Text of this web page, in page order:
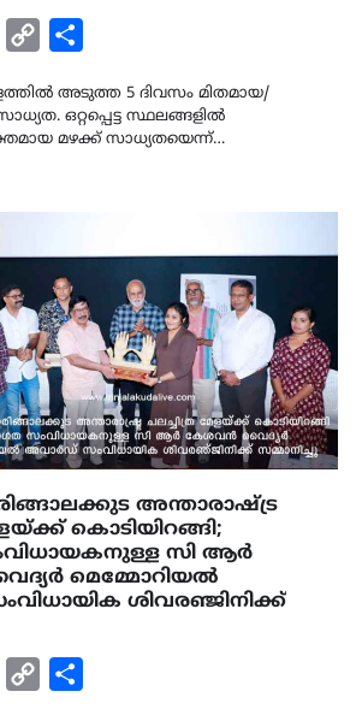
TwitterCopy
അടുത്ത 5 ദിവസം മിതമായ/
ഒറ്റപ്പെട്ട സ്ഥലങ്ങളിൽ
മഴക്ക് സാധ്യതയെന്ന്…
അന്താരാഷ്ട്ര
കൊടിയിറങ്ങി;
സി ആർ
മെമ്മോറിയൽ
ശിവരഞ്ജിനിക്ക്
TwitterCopy